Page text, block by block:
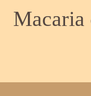
Macaria